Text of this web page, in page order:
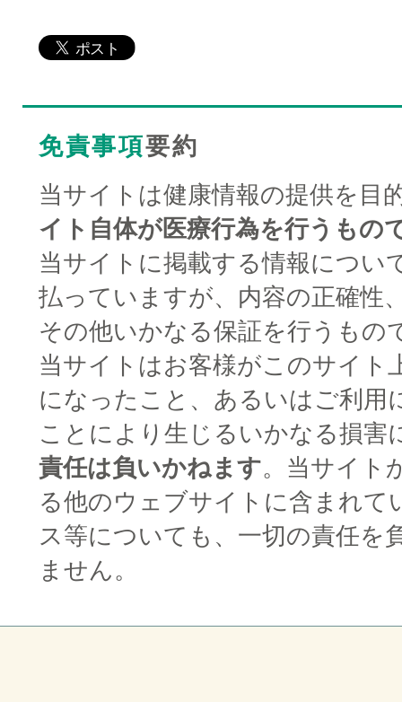
免責事項要約
当サイトは健康情報の提供を目
イト自体が医療行為を行うもの
当サイトに掲載する情報につい
払っていますが、内容の正確性
その他いかなる保証を行うもの
当サイトはお客様がこのサイト
になったこと、あるいはご利用
ことにより生じるいかなる損害
責任は負いかねます。当サイト
る他のウェブサイトに含まれて
ス等についても、一切の責任を
ません。